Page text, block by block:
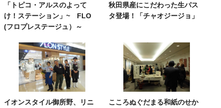
「トピコ・アルスのよって
け！ステーション」~ FLO
(フロプレステージュ）～
秋田県産にこだわった生パス
タ登場！「チャオジージョ」
イオンスタイル御所野、リニ
こころぬぐだまる和紙のせか